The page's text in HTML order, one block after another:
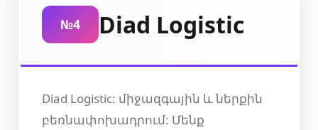
№4 Diad Logistic
Diad Logistic: միջազգային և ներքին
բեռնափոխադրում: Մենք